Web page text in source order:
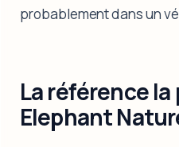
probablement dans un
La référence
Elephant